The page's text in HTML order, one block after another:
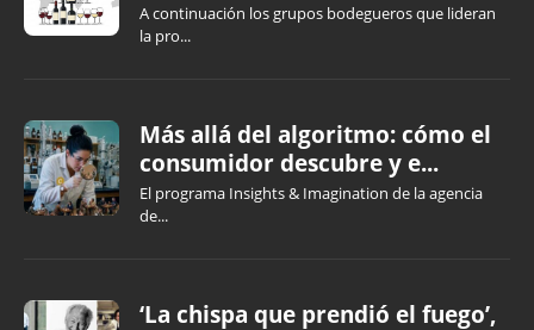
A continuación los grupos bodegueros que lideran
la pro...
Más allá del algoritmo: cómo el
consumidor descubre y e...
El programa Insights & Imagination de la agencia
de...
‘La chispa que prendió el fuego’,